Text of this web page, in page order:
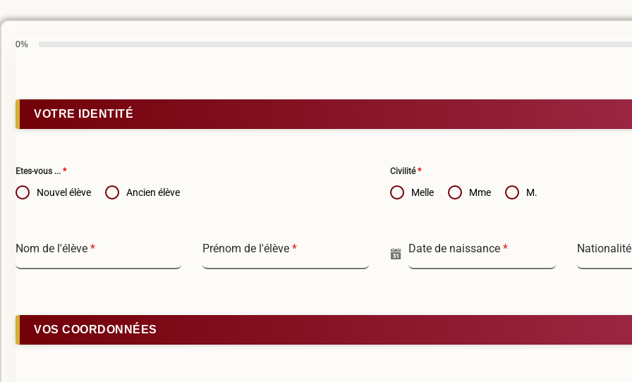
0%
VOTRE IDENTITÉ
Etes-vous ... *
Nouvel élève Ancien élève
Civilité*
Melle Mme M.
Nom de l'élève * Prénom de l'élève* Date de naissance *
VOS COORDONNÉES